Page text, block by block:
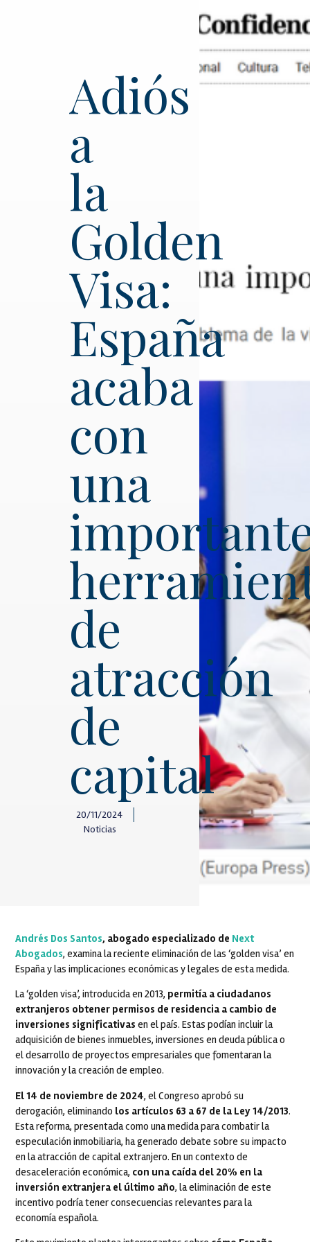
Adiós
a
la
Golden
Visa:
España
acaba
con
una
de
atracción
de
capital
20/11/2024
Noticias
Andrés Dos Santos, abogado especializado de Next
Abogados, examina la reciente eliminación de las ‘golden visa’ en
España y las implicaciones económicas y legales de esta medida.
La ‘golden visa’, introducida en 2013, permitía a ciudadanos
extranjeros obtener permisos de residencia a cambio de
inversiones significativas en el país. Estas podían incluir la
adquisición de bienes inmuebles, inversiones en deuda pública o
el desarrollo de proyectos empresariales que fomentaran la
innovación y la creación de empleo.
El 14 de noviembre de 2024, el Congreso aprobó su
derogación, eliminando los artículos 63 a 67 de la Ley 14/2013.
Esta reforma, presentada como una medida para combatir la
especulación inmobiliaria, ha generado debate sobre su impacto
en la atracción de capital extranjero. En un contexto de
desaceleración económica, con una caída del 20% en la
inversión extranjera el último año, la eliminación de este
incentivo podría tener consecuencias relevantes para la
economía española.